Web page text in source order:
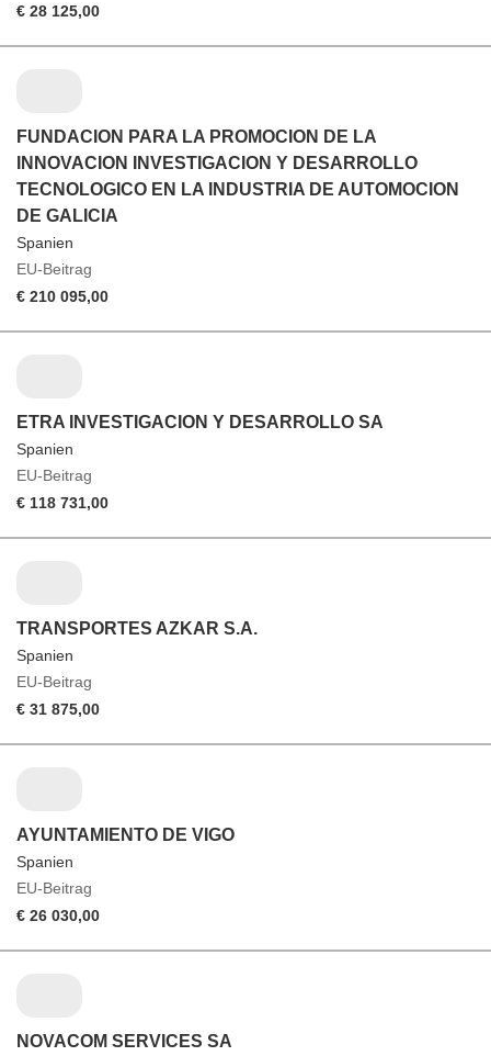
€ 28 125,00
FUNDACION PARA LA PROMOCION DE LA
INNOVACION INVESTIGACION Y DESARROLLO
TECNOLOGICO EN LA INDUSTRIA DE AUTOMOCION
DE GALICIA
Spanien
EU-Beitrag
€ 210 095,00
ETRA INVESTIGACION Y DESARROLLO SA
Spanien
EU-Beitrag
€ 118 731,00
TRANSPORTES AZKAR S.A.
Spanien
EU-Beitrag
€ 31 875,00
AYUNTAMIENTO DE VIGO
Spanien
EU-Beitrag
€ 26 030,00
NOVACOM SERVICES SA